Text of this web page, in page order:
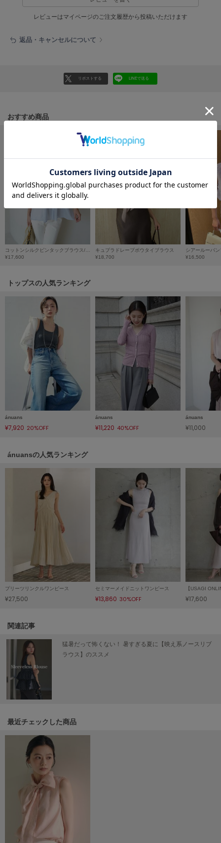
グラミチ
Henon.
HUNTER
ハンター
HOKA ONEONE
ホカ オネオネ
le coq sportif
ルコックスポルティフ
LeSportsac
LILY BROWN
LILY BROWN Lingerie
リリーブラウンランジェリー
LITTLE UNION TOKYO
リトルユニオン トウキョウ
メイドオブオーガニクス
MICHU COQUETTE
ミチュ コケット
ミースロエ
miies miim
ミーエスミーム
Mila Owen
ミラオーウェン
MOIGE
MUCHA
ミュシャ
NEW Balance
ニューバランス
NIKE
ナイキ
レビューはマイページのご注文履歴から投稿いただけます
返品・キャンセルについて
リポストする LINEで送る
おすすめ商品
¥17,600
キュプラドレープボウタイブラウス
¥18,700
シアールーバ
¥16,500
トップスの人気ランキング
ánuans
¥7,920 20%OFF
ánuans
¥11,220 40%OFF
ánuans
¥11,000
ánuansの人気ランキング
プリーツリンクルワンピース
¥27,500
セミマーメイドニットワンピース
¥13,860 30%OFF ¥17,600
関連記事
猛暑だって怖くない！ 暑すぎる夏に【映え系ノースリブ
ラウス】のススメ
最近チェックした商品